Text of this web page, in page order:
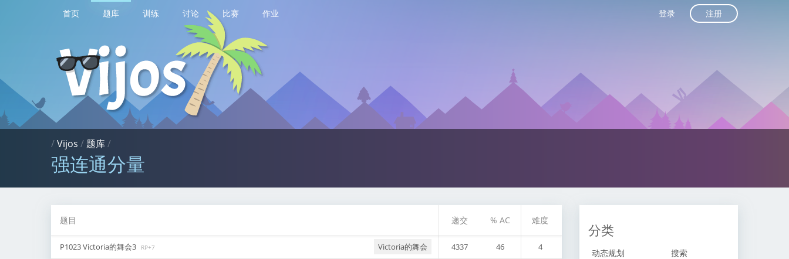
首页 题库 训练 讨论 比赛 作业 登录 注册
/Vijos /题库/
强连通分量
题目 递交 % AC 难度
P1023 Victoria的舞会3 RP+7 Victoria的舞会 4337 46 4
分类
动态规划
搜索